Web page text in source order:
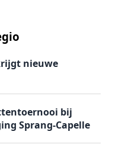
nieuwe
bij
Sprang-Capelle